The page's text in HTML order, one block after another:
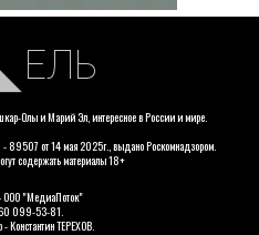
ЕЛЬ
Олы и Марий Эл, интересное в России и мире.
от 14 мая 2025г., выдано Роскомнадзором.
содержать материалы 18+
ООО "МедиаПоток"
099-53-81.
Константин ТЕРЕХОВ.